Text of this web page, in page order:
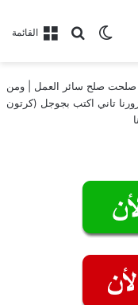
القائمةبحث عن
الوضع المظلم
صلحت صلح سائر العمل | ومن
تاني اكتب بجوجل (كرتون